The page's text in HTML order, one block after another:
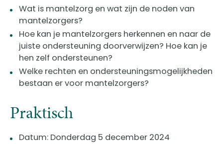
Wat is mantelzorg en wat zijn de noden van
mantelzorgers?
Hoe kan je mantelzorgers herkennen en naar de
juiste ondersteuning doorverwijzen? Hoe kan je
hen zelf ondersteunen?
Welke rechten en ondersteuningsmogelijkheden
bestaan er voor mantelzorgers?
Praktisch
Datum: Donderdag 5 december 2024